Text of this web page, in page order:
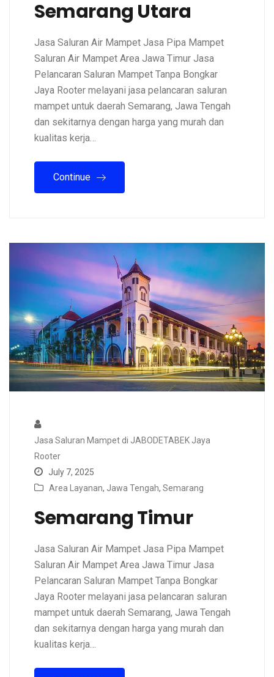
Semarang Utara
Jasa Saluran Air Mampet Jasa Pipa Mampet
Saluran Air Mampet Area Jawa Timur Jasa
Pelancaran Saluran Mampet Tanpa Bongkar
Jaya Rooter melayani jasa pelancaran saluran
mampet untuk daerah Semarang, Jawa Tengah
dan sekitarnya dengan harga yang murah dan
kualitas kerja…
Continue
Jasa Saluran Mampet di JABODETABEK Jaya
Rooter
July 7, 2025
Area Layanan, Jawa Tengah, Semarang
Semarang Timur
Jasa Saluran Air Mampet Jasa Pipa Mampet
Saluran Air Mampet Area Jawa Timur Jasa
Pelancaran Saluran Mampet Tanpa Bongkar
Jaya Rooter melayani jasa pelancaran saluran
mampet untuk daerah Semarang, Jawa Tengah
dan sekitarnya dengan harga yang murah dan
kualitas kerja…